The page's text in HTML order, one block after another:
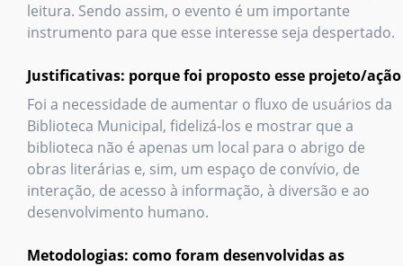
leitura. Sendo assim, o evento é um importante
instrumento para que esse interesse seja despertado.
Justificativas: porque foi proposto esse projeto/ação
Foi a necessidade de aumentar o fluxo de usuários da
Biblioteca Municipal, fidelizá-los e mostrar que a
biblioteca não é apenas um local para o abrigo de
obras literárias e, sim, um espaço de convívio, de
interação, de acesso à informação, à diversão e ao
desenvolvimento humano.
Metodologias: como foram desenvolvidas as